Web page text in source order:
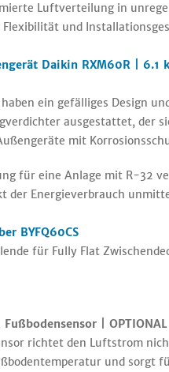
Luftverteilung in
und
Daikin RXM60R | 6.1
ein gefälliges Design
ausgestattet, der
mit
für eine Anlage mit R-32
der Energieverbrauch
BYFQ60CS
für Fully Flat
| OPTIONAL
richtet den Luftstrom
und sorgt